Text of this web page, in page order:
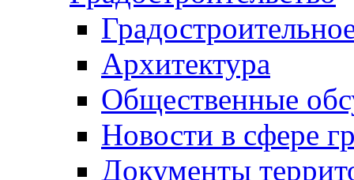
Архитектура
Общественные
Новости в сфере
Документы